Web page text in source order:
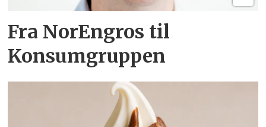
Fra NorEngros til
Konsumgruppen